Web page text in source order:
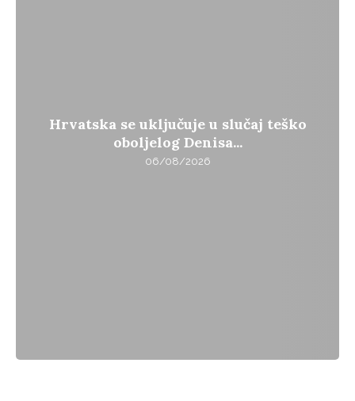
Hrvatska se uključuje u slučaj teško
oboljelog Denisa...
06/08/2026